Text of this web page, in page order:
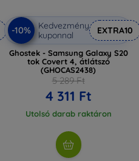
-10%
Kedvezmény
kuponnal
EXTRA10
Ghostek - Samsung Galaxy S20
tok Covert 4, átlátszó
(GHOCAS2438)
5 289 Ft
4 311 Ft
Utolsó darab raktáron